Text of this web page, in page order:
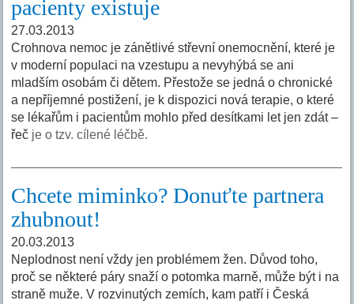
pacienty existuje
27.03.2013
Crohnova nemoc je zánětlivé střevní onemocnění, které je
v moderní populaci na vzestupu a nevyhýbá se ani
mladším osobám či dětem. Přestože se jedná o chronické
a nepříjemné postižení, je k dispozici nová terapie, o které
se lékařům i pacientům mohlo před desítkami let jen zdát –
řeč je o tzv. cílené léčbě.
Chcete miminko? Donuťte partnera
zhubnout!
20.03.2013
Neplodnost není vždy jen problémem žen. Důvod toho,
proč se některé páry snaží o potomka marně, může být i na
straně muže. V rozvinutých zemích, kam patří i Česká